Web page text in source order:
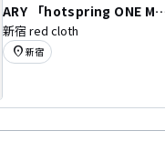
ARY 「hotspring ONE MA
N LIVE」
新宿 red cloth
location_on 新宿